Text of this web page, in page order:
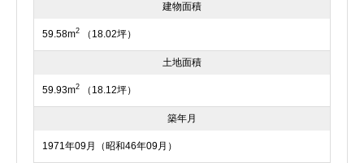
建物面積
59.58m2 （18.02坪）
土地面積
59.93m2 （18.12坪）
築年月
1971年09月（昭和46年09月）